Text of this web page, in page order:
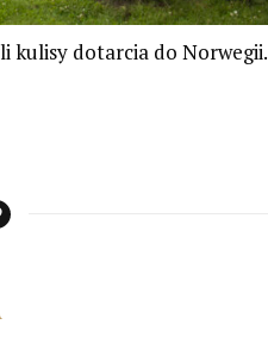
kulisy dotarcia do Norwegii.